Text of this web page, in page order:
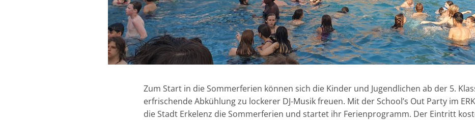
Zum Start in die Sommerferien können sich die Kinder und Jugendlichen ab der 5.
erfrischende Abkühlung zu lockerer DJ-Musik freuen. Mit der School’s Out Party im
die Stadt Erkelenz die Sommerferien und startet ihr Ferienprogramm. Der Eintritt